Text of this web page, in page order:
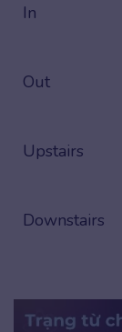
In
Out
Upstairs
Downstairs